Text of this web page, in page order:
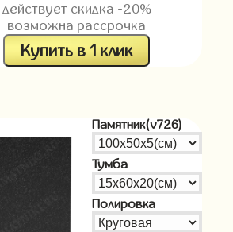
действует скидка -20%
возможна рассрочка
Купить в 1 клик
Памятник(v726)
Тумба
Полировка